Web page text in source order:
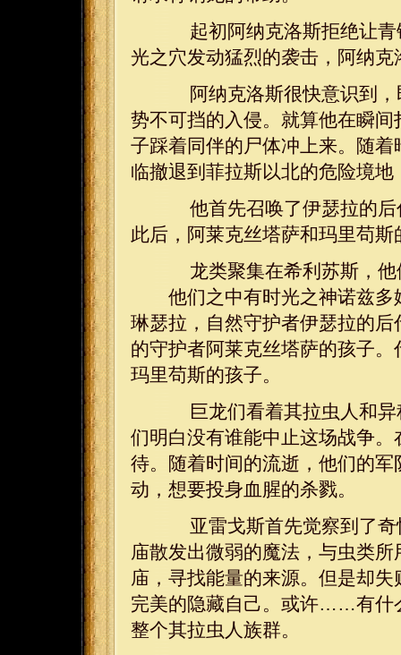
起初阿纳克洛斯拒绝让青
光之穴发动猛烈的袭击，阿纳
阿纳克洛斯很快意识到，
势不可挡的入侵。就算他在瞬
子踩着同伴的尸体冲上来。随
临撤退到菲拉斯以北的危险境
他首先召唤了伊瑟拉的后
此后，阿莱克丝塔萨和玛里苟
龙类聚集在希利苏斯，他
他们之中有时光之神诺兹多
琳瑟拉，自然守护者伊瑟拉的
的守护者阿莱克丝塔萨的孩子
玛里苟斯的孩子。
巨龙们看着其拉虫人和异
们明白没有谁能中止这场战争
待。随着时间的流逝，他们的
动，想要投身血腥的杀戮。
亚雷戈斯首先觉察到了奇
庙散发出微弱的魔法，与虫类
庙，寻找能量的来源。但是却
完美的隐藏自己。或许……有什
整个其拉虫人族群。